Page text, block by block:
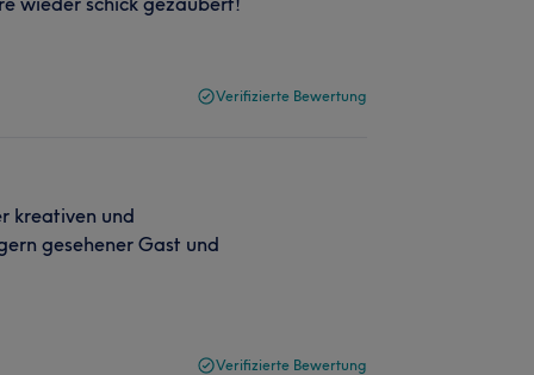
Verifizierte Bewertung
kreativen und
gesehener Gast und
Verifizierte Bewertung